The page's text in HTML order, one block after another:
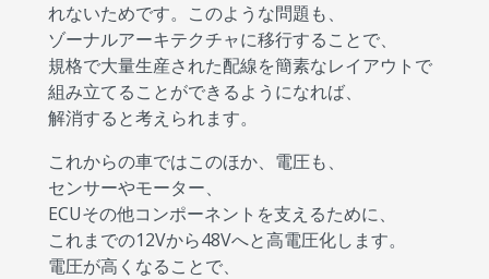
れないためです。このような問題も、
ゾーナルアーキテクチャに移行することで、
規格で大量生産された配線を簡素なレイアウトで
組み立てることができるようになれば、
解消すると考えられます。
これからの車ではこのほか、電圧も、
センサーやモーター、
ECUその他コンポーネントを支えるために、
これまでの12Vから48Vへと高電圧化します。
電圧が高くなることで、